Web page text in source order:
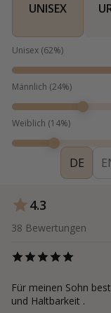
UNISEX
Unisex (62%)
Männlich (24%)
Weiblich (14%)
DE
4.3
38 Bewertungen
Für meinen Sohn
und Haltbarkeit .